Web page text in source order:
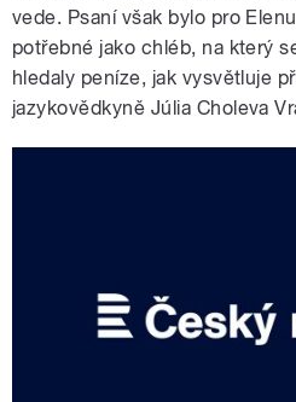
vede. Psaní však bylo pro
potřebné jako chléb, na který
hledaly peníze, jak vysvětluje
jazykovědkyně Júlia Choleva